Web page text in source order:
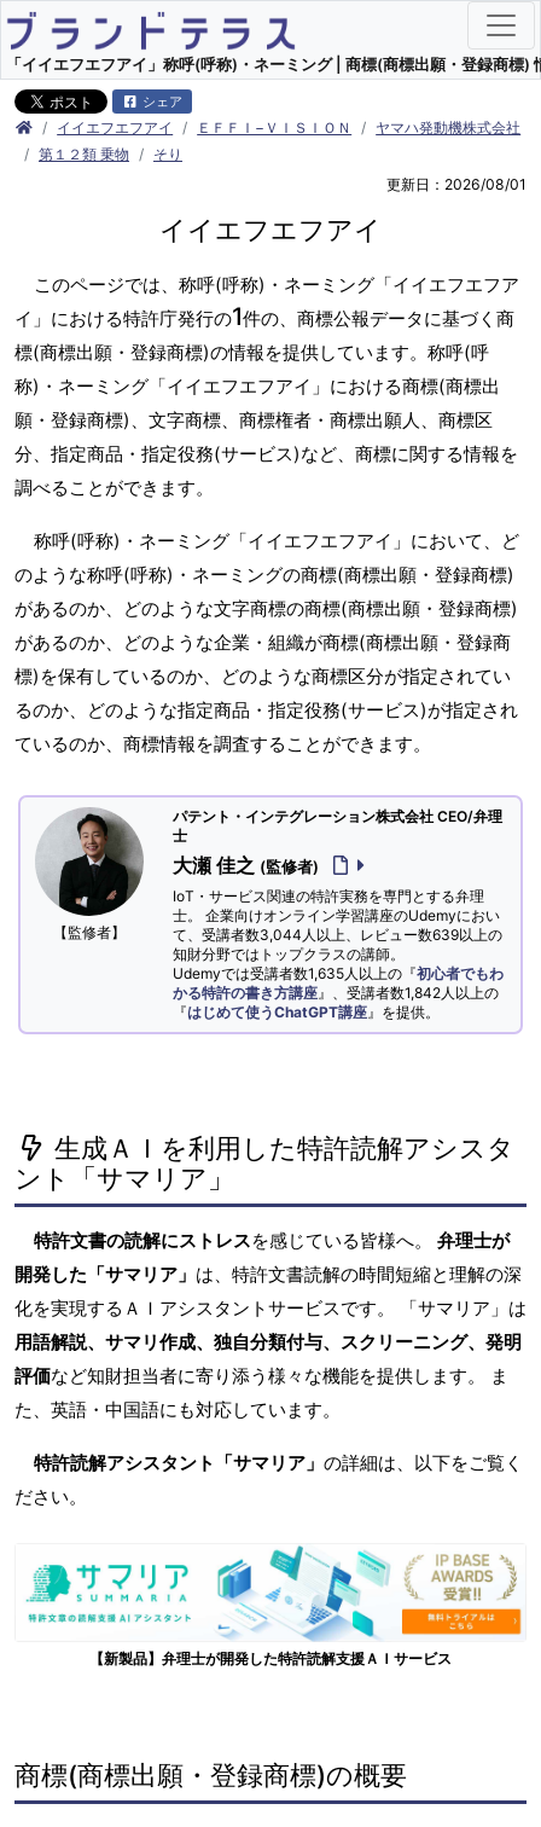
「イイエフエフアイ」称呼(呼称)・ネーミング | 商標(商標出願・登録商標)
シェア
イイエフエフアイ ＥＦＦＩ−ＶＩＳＩＯＮ
ヤマハ発動機株式会社
第１２類 乗物
そり
更新日：2026/08/01
イイエフエフアイ
このページでは、称呼(呼称)・ネーミング「イイエフエフア
イ」における特許庁発行の1件の、商標公報データに基づく商
標(商標出願・登録商標)の情報を提供しています。称呼(呼
称)・ネーミング「イイエフエフアイ」における商標(商標出
願・登録商標)、文字商標、商標権者・商標出願人、商標区
分、指定商品・指定役務(サービス)など、商標に関する情報を
調べることができます。
称呼(呼称)・ネーミング「イイエフエフアイ」において、ど
のような称呼(呼称)・ネーミングの商標(商標出願・登録商標)
があるのか、どのような文字商標の商標(商標出願・登録商標)
があるのか、どのような企業・組織が商標(商標出願・登録商
標)を保有しているのか、どのような商標区分が指定されてい
るのか、どのような指定商品・指定役務(サービス)が指定され
ているのか、商標情報を調査することができます。
【監修者】
パテント・インテグレーション株式会社 CEO/弁理
士
大瀬 佳之 (監修者)
IoT・サービス関連の特許実務を専門とする弁理
士。 企業向けオンライン学習講座のUdemyにおい
て、受講者数3,044人以上、レビュー数639以上の
知財分野ではトップクラスの講師。
Udemyでは受講者数1,635人以上の『初心者でもわ
かる特許の書き方講座 』、受講者数1,842人以上の
『はじめて使うChatGPT講座 』を提供。
生成ＡＩを利用した特許読解アシスタ
ント「サマリア」
特許文書の読解にストレスを感じている皆様へ。 弁理士が
開発した「サマリア」 は、特許文書読解の時間短縮と理解の深
化を実現するＡＩアシスタントサービスです。 「サマリア」は
用語解説、サマリ作成、独自分類付与、スクリーニング、発明
評価など知財担当者に寄り添う様々な機能を提供します。 ま
た、英語・中国語にも対応しています。
特許読解アシスタント「サマリア」 の詳細は、以下をご覧く
ださい。
【新製品】弁理士が開発した特許読解支援ＡＩサービス
商標(商標出願・登録商標)の概要